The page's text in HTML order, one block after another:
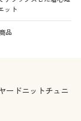
ット
品
ードニットチュニ